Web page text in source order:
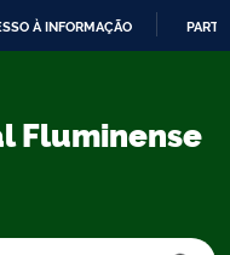
À INFORMAÇÃO
Fluminense